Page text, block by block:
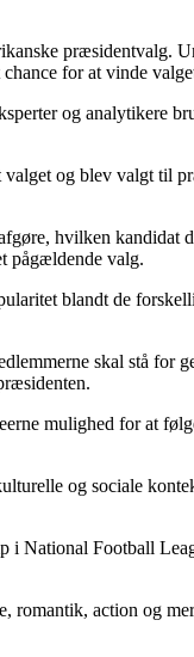
præsidentvalg.
for at vinde
og analytikere
og blev valgt til
hvilken kandidat
pågældende valg.
blandt de
skal stå for
mulighed for at
og sociale
i National Football
romantik, action og